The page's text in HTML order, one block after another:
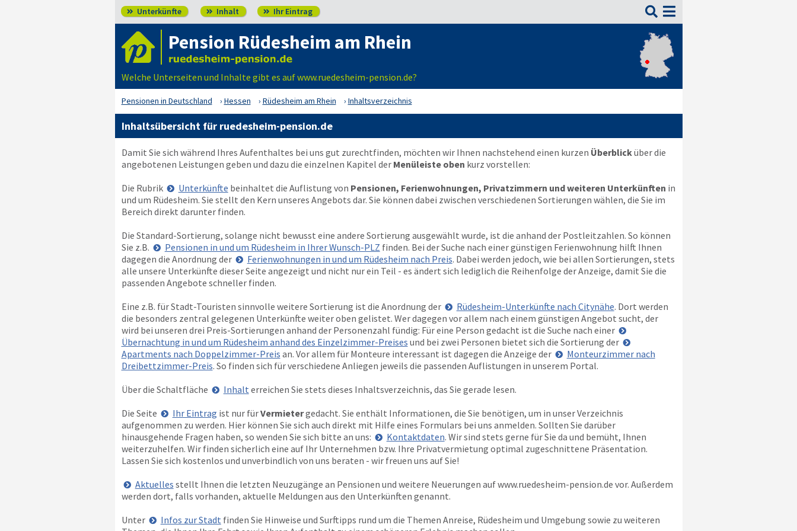
 Unterkünfte  Inhalt  Ihr Eintrag 
Pension Rüdesheim am Rhein
Welche Unterseiten und Inhalte gibt es auf www.ruedesheim-pension.de?
Pensionen in Deutschland Hessen Rüdesheim am Rhein Inhaltsverzeichnis
Inhaltsübersicht für ruedesheim-pension.de
Damit Sie sich während Ihres Aufenthaltes bei uns gut zurechtfinden, möchten wir Ihnen nachstehend einen kurzen Überblicküber die
angebotenen Leistungen geben und dazu die einzelnen Kapitel der Menüleiste oben kurz vorstellen:
Die Rubrik
Unterkünfte beinhaltet die Auflistung von Pensionen, Ferienwohnungen, Privatzimmern und weiteren Unterkünften in
und um Rüdesheim. Sie stellt den Kern unseres Angebots dar. Sie können dabei zwischen verschiedenen Sortierungen wählen, die Sie im
Bereich direkt darunter finden.
Die Standard-Sortierung, solange nicht bewusst eine andere Sortierung ausgewählt wurde, ist die anhand der Postleitzahlen. So können
Sie z.B.
Pensionen in und um Rüdesheim in Ihrer Wunsch-PLZ finden. Bei der Suche nach einer günstigen Ferienwohnung hilft Ihnen
dagegen die Anordnung der
Ferienwohnungen in und um Rüdesheim nach Preis. Dabei werden jedoch, wie bei allen Sortierungen, stets
alle unsere Unterkünfte dieser Seite angezeigt und nicht nur ein Teil - es ändert sich lediglich die Reihenfolge der Anzeige, damit Sie die
passenden Angebote schneller finden.
Eine z.B. für Stadt-Touristen sinnvolle weitere Sortierung ist die Anordnung der
Rüdesheim-Unterkünfte nach Citynähe. Dort werden
die besonders zentral gelegenen Unterkünfte weiter oben gelistet. Wer dagegen vor allem nach einem günstigen Angebot sucht, der
wird bei unseren drei Preis-Sortierungen anhand der Personenzahl fündig: Für eine Person gedacht ist die Suche nach einer
Übernachtung in und um Rüdesheim anhand des Einzelzimmer-Preises und bei zwei Personen bietet sich die Sortierung der
Apartments nach Doppelzimmer-Preis an. Vor allem für Monteure interessant ist dagegen die Anzeige der
Monteurzimmer nach
Dreibettzimmer-Preis. So finden sich für verschiedene Anliegen jeweils die passenden Auflistungen in unserem Portal.
Über die Schaltfläche
Inhalt erreichen Sie stets dieses Inhaltsverzeichnis, das Sie gerade lesen.
Die Seite
Ihr Eintrag ist nur fürVermietergedacht. Sie enthält Informationen, die Sie benötigen, um in unser Verzeichnis
aufgenommen zu werden. Hier können Sie sich auch direkt mit Hilfe eines Formulars bei uns anmelden. Sollten Sie darüber
hinausgehende Fragen haben, so wenden Sie sich bitte an uns:
Kontaktdaten. Wir sind stets gerne für Sie da und bemüht, Ihnen
weiterzuhelfen. Wir finden sicherlich eine auf Ihr Unternehmen bzw. Ihre Privatvermietung optimal zugeschnittene Präsentation.
Lassen Sie sich kostenlos und unverbindlich von uns beraten - wir freuen uns auf Sie!
Aktuelles stellt Ihnen die letzten Neuzugänge an Pensionen und weitere Neuerungen aufwww.ruedesheim-pension.de vor. Außerdem
werden dort, falls vorhanden, aktuelle Meldungen aus den Unterkünften genannt.
Unter
Infos zur Stadt finden Sie Hinweise und Surftipps rund um die Themen Anreise, Rüdesheim und Umgebung sowie zu weiteren